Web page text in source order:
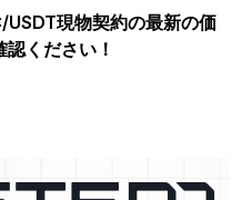
USDT現物契約の最新の価
ください！